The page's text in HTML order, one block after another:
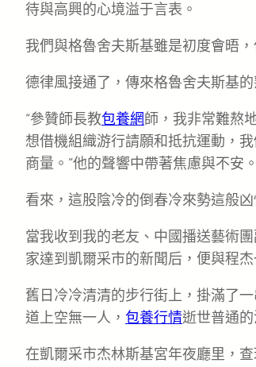
待與高興的心境溢于言表。
我們與格魯舍夫斯基雖是初度會晤
德律風接通了，傳來格魯舍夫斯基的
“參贊師長教包養網師，我非常難熬
想借機組織游行請願和抵抗運動，
商量。”他的聲響中帶著焦慮與不安。
看來，這股陰冷的倒春冷來勢這般
當我收到我的老友、中國播送藝術
家達到凱爾采市的新聞后，便與程
舊日冷冷清清的步行街上，掛滿了
道上空無一人， 包養行情逝世普通
在凱爾采市杰林斯基宮年夜廳里，